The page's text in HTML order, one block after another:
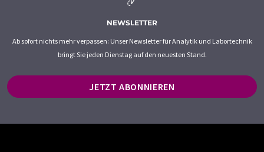
NEWSLETTER
Ab sofort nichts mehr verpassen: Unser Newsletter für Analytik und Labortechnik
bringt Sie jeden Dienstag auf den neuesten Stand.
JETZT ABONNIEREN